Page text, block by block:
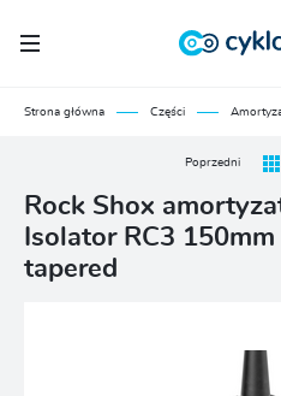
Strona główna Części
Poprzedni
Rock Shox
Isolator RC3
tapered